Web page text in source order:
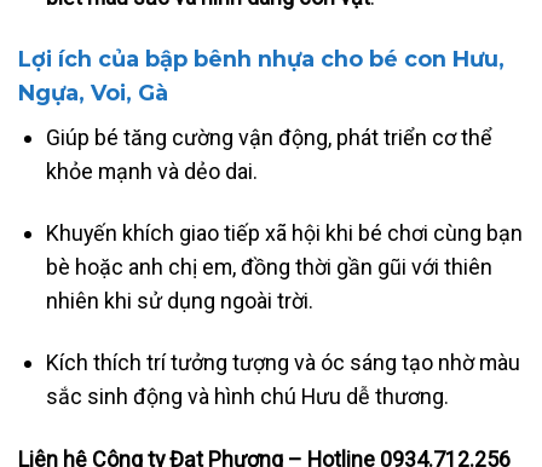
Lợi ích của bập bênh nhựa cho bé con Hưu,
Ngựa, Voi, Gà
Giúp bé tăng cường vận động, phát triển cơ thể
khỏe mạnh và dẻo dai.
Khuyến khích giao tiếp xã hội khi bé chơi cùng bạn
bè hoặc anh chị em, đồng thời gần gũi với thiên
nhiên khi sử dụng ngoài trời.
Kích thích trí tưởng tượng và óc sáng tạo nhờ màu
sắc sinh động và hình chú Hưu dễ thương.
Liên hệ Công ty Đạt Phương – Hotline 0934.712.256